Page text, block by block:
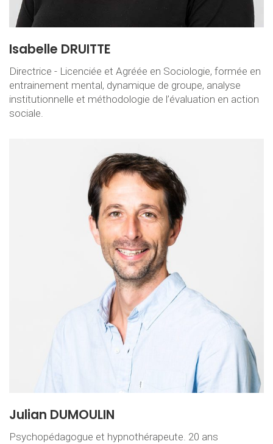
Isabelle DRUITTE
Directrice - Licenciée et Agréée en Sociologie, formée en
entrainement mental, dynamique de groupe, analyse
institutionnelle et méthodologie de l’évaluation en action
sociale.
Julian DUMOULIN
Psychopédagogue et hypnothérapeute. 20 ans